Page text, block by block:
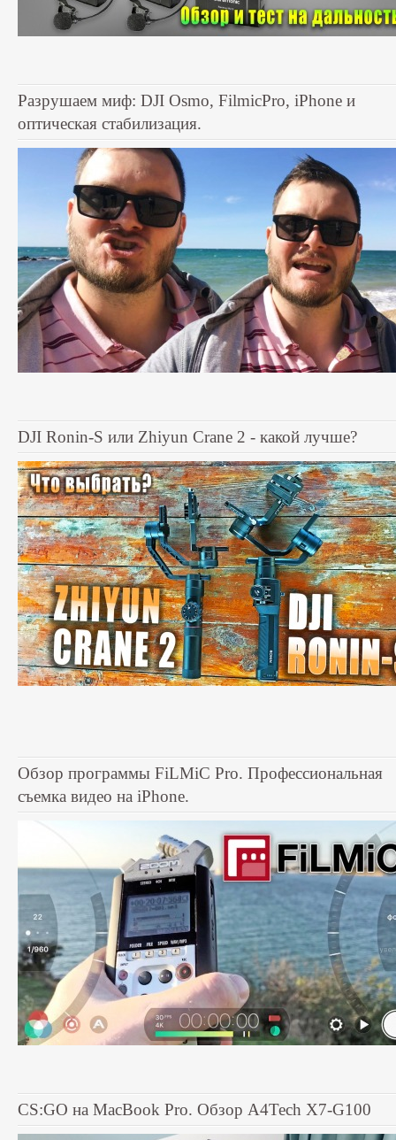
Разрушаем миф: DJI Osmo, FilmicPro, iPhone и
оптическая стабилизация.
DJI Ronin-S или Zhiyun Crane 2 - какой лучше?
Обзор программы FiLMiC Pro. Профессиональная
съемка видео на iPhone.
CS:GO на MacBook Pro. Обзор A4Tech X7-G100